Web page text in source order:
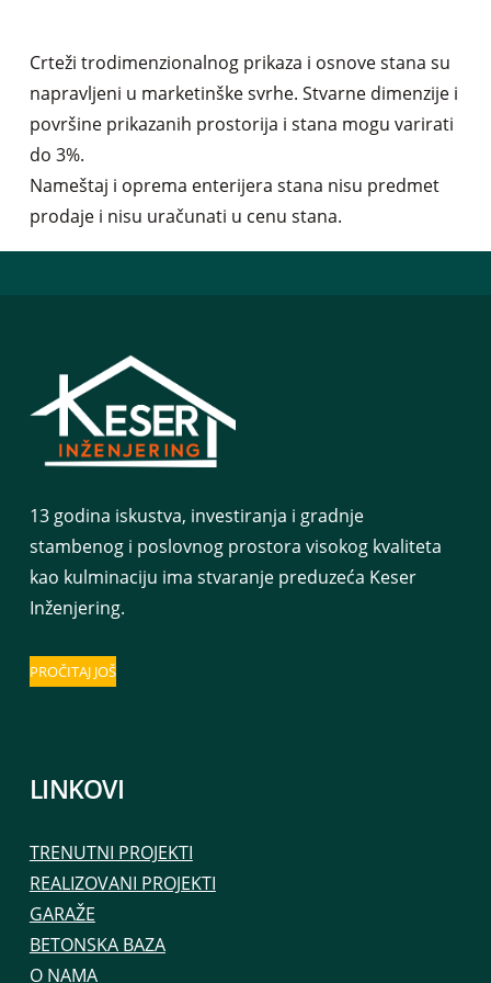
Crteži trodimenzionalnog prikaza i osnove stana su
napravljeni u marketinške svrhe. Stvarne dimenzije i
površine prikazanih prostorija i stana mogu varirati
do 3%.
Nameštaj i oprema enterijera stana nisu predmet
prodaje i nisu uračunati u cenu stana.
13 godina iskustva, investiranja i gradnje
stambenog i poslovnog prostora visokog kvaliteta
kao kulminaciju ima stvaranje preduzeća Keser
Inženjering.
PROČITAJ JOŠ
LINKOVI
TRENUTNI PROJEKTI
REALIZOVANI PROJEKTI
GARAŽE
BETONSKA BAZA
O NAMA